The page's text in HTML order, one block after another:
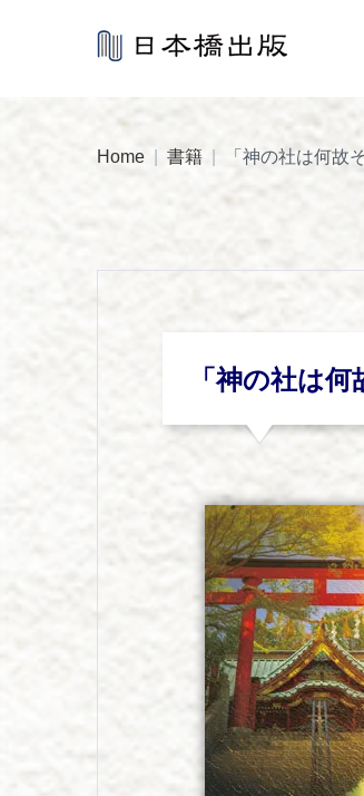
Home 書籍 「神の社は何
「神の社は